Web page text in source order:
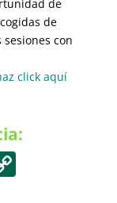
de
de
con
click aquí